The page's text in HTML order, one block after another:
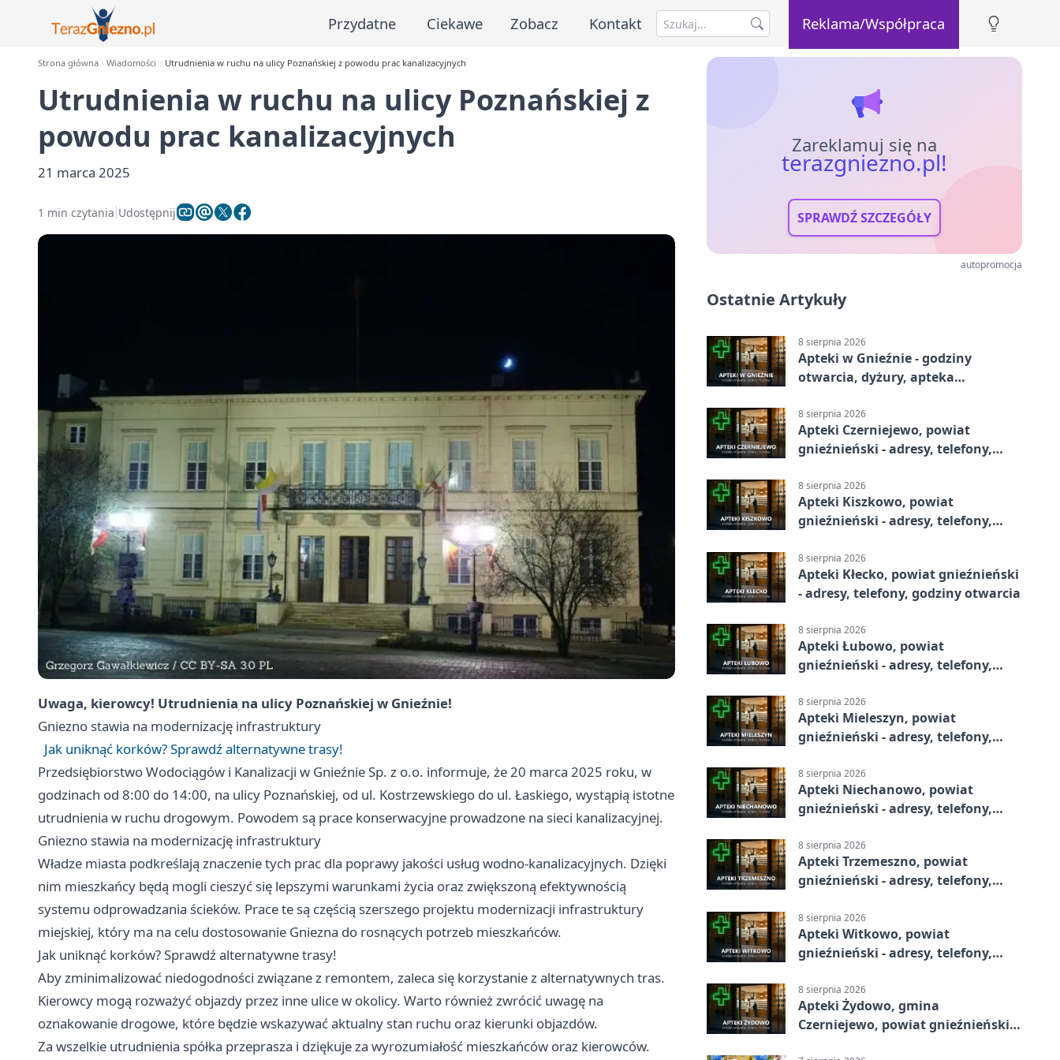
Przydatne Ciekawe Zobacz Kontakt Reklama/Współpraca
Strona główna Wiadomości Utrudnienia w ruchu na ulicy Poznańskiej z powodu prac kanalizacyjnych
Utrudnienia w ruchu na ulicy Poznańskiej z
powodu prac kanalizacyjnych
21 marca 2025
1 min czytania Udostępnij
Uwaga, kierowcy! Utrudnienia na ulicy Poznańskiej w Gnieźnie!
Gniezno stawia na modernizację infrastruktury
Jak uniknąć korków? Sprawdź alternatywne trasy!
Przedsiębiorstwo Wodociągów i Kanalizacji w Gnieźnie Sp. z o.o. informuje, że 20 marca 2025 roku, w
godzinach od 8:00 do 14:00, na ulicy Poznańskiej, od ul. Kostrzewskiego do ul. Łaskiego, wystąpią istotne
utrudnienia w ruchu drogowym. Powodem są prace konserwacyjne prowadzone na sieci kanalizacyjnej.
Gniezno stawia na modernizację infrastruktury
Władze miasta podkreślają znaczenie tych prac dla poprawy jakości usług wodno-kanalizacyjnych. Dzięki
nim mieszkańcy będą mogli cieszyć się lepszymi warunkami życia oraz zwiększoną efektywnością
systemu odprowadzania ścieków. Prace te są częścią szerszego projektu modernizacji infrastruktury
miejskiej, który ma na celu dostosowanie Gniezna do rosnących potrzeb mieszkańców.
Jak uniknąć korków? Sprawdź alternatywne trasy!
Aby zminimalizować niedogodności związane z remontem, zaleca się korzystanie z alternatywnych tras.
Kierowcy mogą rozważyć objazdy przez inne ulice w okolicy. Warto również zwrócić uwagę na
oznakowanie drogowe, które będzie wskazywać aktualny stan ruchu oraz kierunki objazdów.
Za wszelkie utrudnienia spółka przeprasza i dziękuje za wyrozumiałość mieszkańców oraz kierowców.
Zareklamuj się na
terazgniezno.pl!
SPRAWDŹ SZCZEGÓŁY
autopromocja
Ostatnie Artykuły
8 sierpnia 2026
Apteki w Gnieźnie - godziny
otwarcia, dyżury, apteka
8 sierpnia 2026
Apteki Czerniejewo, powiat
gnieźnieński - adresy, telefony,
8 sierpnia 2026
Apteki Kiszkowo, powiat
gnieźnieński - adresy, telefony,
8 sierpnia 2026
Apteki Kłecko, powiat gnieźnieński
- adresy, telefony, godziny otwarcia
8 sierpnia 2026
Apteki Łubowo, powiat
gnieźnieński - adresy, telefony,
8 sierpnia 2026
Apteki Mieleszyn, powiat
gnieźnieński - adresy, telefony,
8 sierpnia 2026
Apteki Niechanowo, powiat
gnieźnieński - adresy, telefony,
8 sierpnia 2026
Apteki Trzemeszno, powiat
gnieźnieński - adresy, telefony,
8 sierpnia 2026
Apteki Witkowo, powiat
gnieźnieński - adresy, telefony,
8 sierpnia 2026
Apteki Żydowo, gmina
Czerniejewo, powiat gnieźnieński -